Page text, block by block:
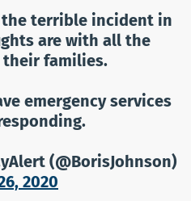
the terrible incident in
are with all the
families.
emergency services
(@BorisJohnson)
2020